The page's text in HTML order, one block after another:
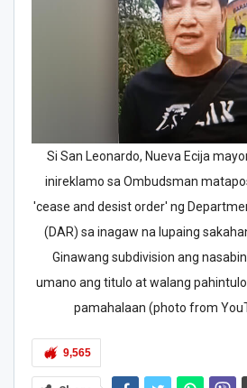
Si San Leonardo, Nueva Ecija
inireklamo sa Ombudsman
'cease and desist order' ng
(DAR) sa inagaw na lupaing
Ginawang subdivision ang
umano ang titulo at walang
pamahalaan (photo from
9,565